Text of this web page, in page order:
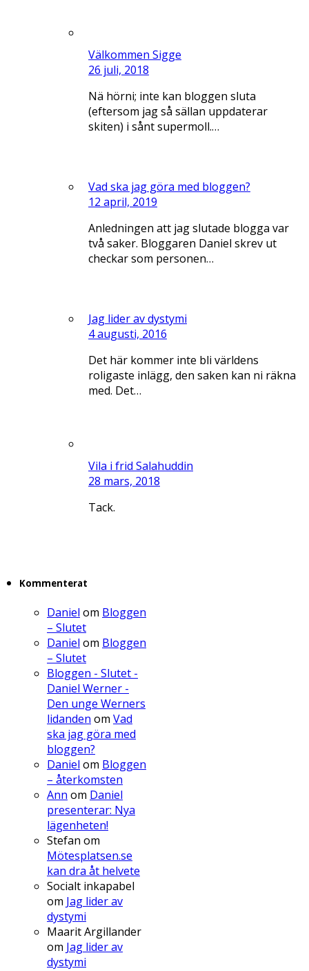
Välkommen Sigge
26 juli, 2018
Nä hörni; inte kan bloggen sluta
(eftersom jag så sällan uppdaterar
skiten) i sånt supermoll.…
Vad ska jag göra med bloggen?
12 april, 2019
Anledningen att jag slutade blogga var
två saker. Bloggaren Daniel skrev ut
checkar som personen…
Jag lider av dystymi
4 augusti, 2016
Det här kommer inte bli världens
roligaste inlägg, den saken kan ni räkna
med. Det…
Vila i frid Salahuddin
28 mars, 2018
Tack.
Kommenterat
Daniel om Bloggen
– Slutet
Daniel om Bloggen
– Slutet
Bloggen - Slutet -
Daniel Werner -
Den unge Werners
lidanden om Vad
ska jag göra med
bloggen?
Daniel om Bloggen
– återkomsten
Ann om Daniel
presenterar: Nya
lägenheten!
Stefan om
Mötesplatsen.se
kan dra åt helvete
Socialt inkapabel
om Jag lider av
dystymi
Maarit Argillander
om Jag lider av
dystymi